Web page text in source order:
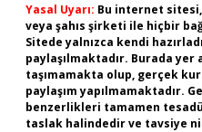
Yasal Uyarı: Bu internet
veya şahıs şirketi ile hiçbir
Sitede yalnızca kendi
paylaşılmaktadır. Burada
taşımamakta olup, gerçek
paylaşım yapılmamaktadır.
benzerlikleri tamamen
taslak halindedir ve tavsiye